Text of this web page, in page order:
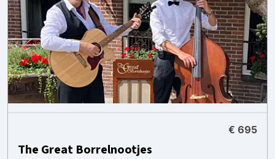
€ 695
The Great Borrelnootjes